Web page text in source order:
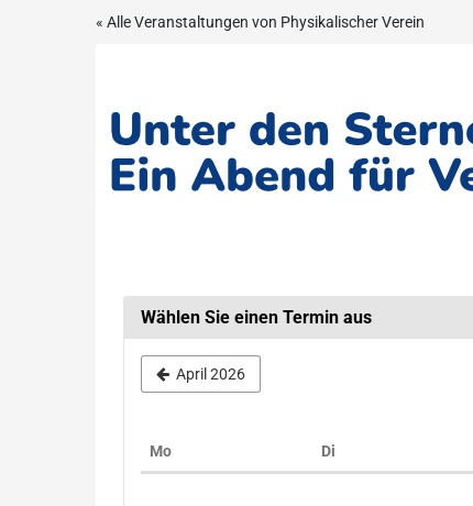
« Alle Veranstaltungen von Physikalischer Verein
den
Sternen
von
Ein
Abend
Verliebte
Wählen Sie einen Termin aus
April 2026
MoMontag Di